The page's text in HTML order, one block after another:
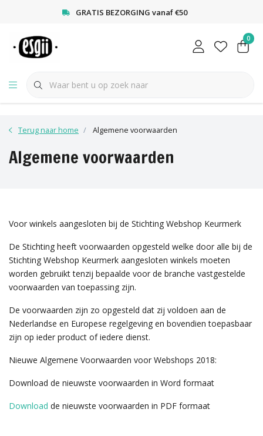
GRATIS BEZORGING vanaf €50
0
Terug naar home Algemene voorwaarden
Algemene voorwaarden
Voor winkels aangesloten bij de Stichting Webshop Keurmerk
De Stichting heeft voorwaarden opgesteld welke door alle bij de
Stichting Webshop Keurmerk aangesloten winkels moeten
worden gebruikt tenzij bepaalde voor de branche vastgestelde
voorwaarden van toepassing zijn.
De voorwaarden zijn zo opgesteld dat zij voldoen aan de
Nederlandse en Europese regelgeving en bovendien toepasbaar
zijn op ieder product of iedere dienst.
Nieuwe Algemene Voorwaarden voor Webshops 2018:
Download de nieuwste voorwaarden in Word formaat
Download de nieuwste voorwaarden in PDF formaat